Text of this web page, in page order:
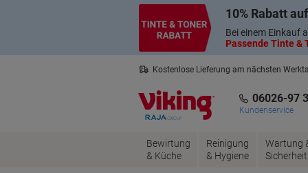
10% Rabatt
Bei einem Einkauf
Passende Tinte &
Kostenlose Lieferung am nächsten
06026-97
Kundenservice
Bewirtung
& Küche
Reinigung
& Hygiene
Wartung
Sicherheit